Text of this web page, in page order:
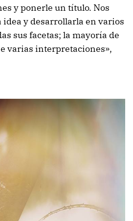
y ponerle un título. Nos
y desarrollarla en varios
sus facetas; la mayoría de
varias interpretaciones»,